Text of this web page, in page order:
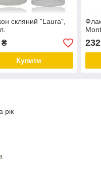
скляний "Laura",
Купити
232
рік